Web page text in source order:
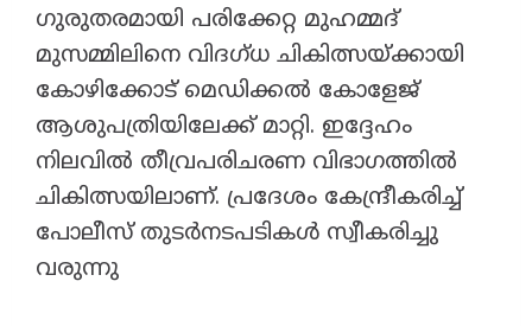
ഗുരുതരമായി പരിക്കേറ്റ മുഹമ്മദ്‌
മുസമ്മിലിനെ വിദഗ്ധ ചികിത്സയ്ക്കായി
കോഴിക്കോട് മെഡിക്കൽ കോളേജ്
ആശുപത്രിയിലേക്ക് മാറ്റി. ഇദ്ദേഹം
നിലവിൽ തീവ്രപരിചരണ വിഭാഗത്തിൽ
ചികിത്സയിലാണ്. പ്രദേശം കേന്ദ്രീകരിച്ച്
പോലീസ് തുടർനടപടികൾ സ്വീകരിച്ചു
വരുന്നു